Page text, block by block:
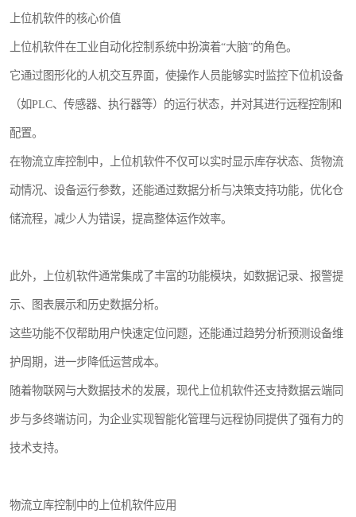
上位机软件的核心价值
上位机软件在工业自动化控制系统中扮演着“大脑”的角色。
它通过图形化的人机交互界面，使操作人员能够实时监控下位机设备
（如PLC、传感器、执行器等）的运行状态，并对其进行远程控制和
配置。
在物流立库控制中，上位机软件不仅可以实时显示库存状态、货物流
动情况、设备运行参数，还能通过数据分析与决策支持功能，优化仓
储流程，减少人为错误，提高整体运作效率。
此外，上位机软件通常集成了丰富的功能模块，如数据记录、报警提
示、图表展示和历史数据分析。
这些功能不仅帮助用户快速定位问题，还能通过趋势分析预测设备维
护周期，进一步降低运营成本。
随着物联网与大数据技术的发展，现代上位机软件还支持数据云端同
步与多终端访问，为企业实现智能化管理与远程协同提供了强有力的
技术支持。
物流立库控制中的上位机软件应用